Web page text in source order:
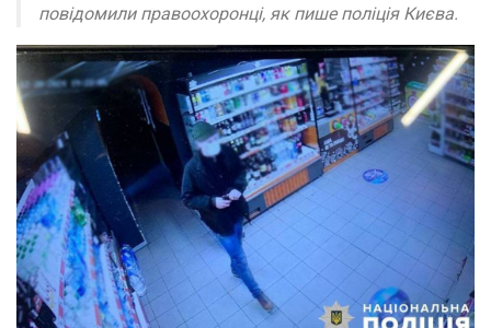
повідомили правоохоронці, як пише поліція Києва.